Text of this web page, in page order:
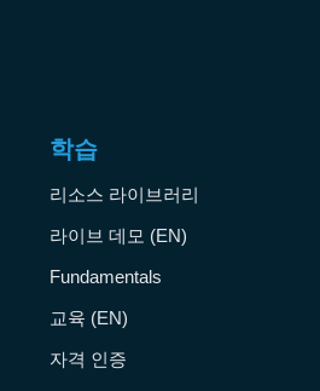
학습
리소스 라이브러리
라이브 데모 (EN)
Fundamentals
교육 (EN)
자격 인증